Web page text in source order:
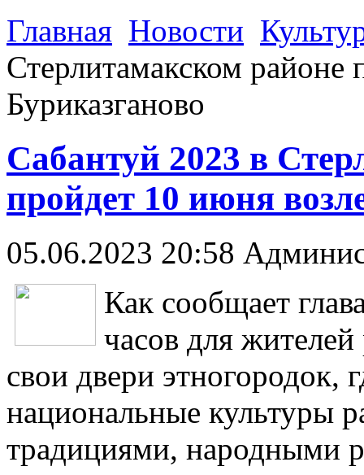
Главная Новости
Стерлитамакском районе
Буриказганово
Сабантуй 2023 в
пройдет 10 июня
05.06.2023 20:58
Как сообщает
часов для жителей
свои двери этногородок,
национальные культуры
традициями, народными